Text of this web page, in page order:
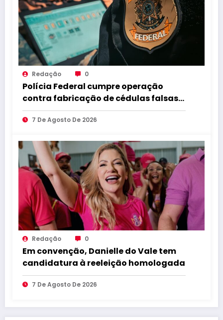
Redação 0
Polícia Federal cumpre operação
contra fabricação de cédulas falsas
no Brejo paraibano
7 De Agosto De 2026
Redação 0
Em convenção, Danielle do Vale tem
candidatura à reeleição homologada
7 De Agosto De 2026